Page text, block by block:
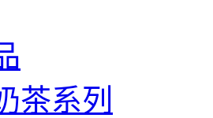
茶系列